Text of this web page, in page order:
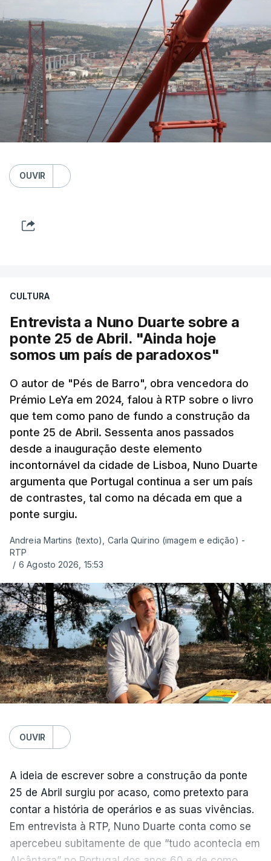
OUVIR
CULTURA
Entrevista a Nuno Duarte sobre a
ponte 25 de Abril. "Ainda hoje
somos um país de paradoxos"
O autor de "Pés de Barro", obra vencedora do
Prémio LeYa em 2024, falou à RTP sobre o livro
que tem como pano de fundo a construção da
ponte 25 de Abril. Sessenta anos passados
desde a inauguração deste elemento
incontornável da cidade de Lisboa, Nuno Duarte
argumenta que Portugal continua a ser um país
de contrastes, tal como na década em que a
ponte surgiu.
Andreia Martins (texto), Carla Quirino (imagem e edição) -
RTP
/ 6 Agosto 2026, 15:53
OUVIR
A ideia de escrever sobre a construção da ponte
25 de Abril surgiu por acaso, como pretexto para
contar a história de operários e as suas vivências.
Em entrevista à RTP, Nuno Duarte conta como se
apercebeu subitamente de que “tudo acontecia em